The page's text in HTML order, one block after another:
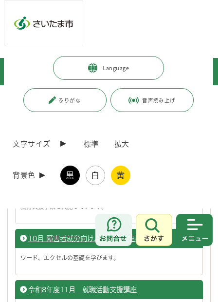
Language
ふりがな 音声読み上げ
文字サイズ 標準 拡大
背景色 黒 白 黄
お問合せ
さがす
暮らし・手続き > 就職・仕事
就労支援の制度・施策
ページ番号：J004918
との一体的実施事業）
さいたま市と埼玉労働局は、雇用、福祉施策等を一体的に実施する
10月 障害者就労向けパソコン講座(初・中級)
ワード、エクセルの基礎を学びます。
令和8年度11月 就職活動支援講座